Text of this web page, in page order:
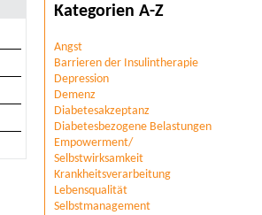
Kategorien A-Z
Angst
Barrieren der Insulintherapie
Depression
Demenz
Diabetesakzeptanz
Diabetesbezogene Belastungen
Empowerment/
Selbstwirksamkeit
Krankheitsverarbeitung
Lebensqualität
Selbstmanagement